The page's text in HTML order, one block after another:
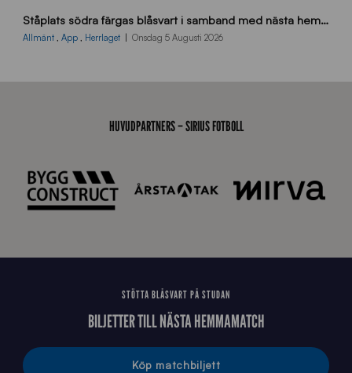
ö
d
2
0
2
Ståplats södra färgas blåsvart i samband med nästa hemmamatch
Allmänt , App , Herrlaget Onsdag 5 Augusti 2026
HUVUDPARTNERS – SIRIUS FOTBOLL
STÖTTA BLÅSVART PÅ STUDAN
BILJETTER TILL NÄSTA HEMMAMATCH
Köp matchbiljett